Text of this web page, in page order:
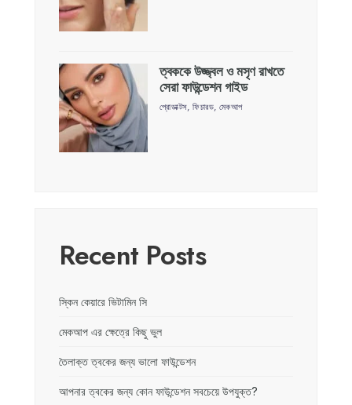
ত্বককে উজ্জ্বল ও মসৃণ রাখতে
সেরা ফাউন্ডেশন গাইড
প্রোডাক্টস,ফিচারড, মেকআপ
Recent Posts
স্কিন কেয়ারে ভিটামিন সি
মেকআপ এর ক্ষেত্রে কিছু ভুল
তৈলাক্ত ত্বকের জন্য ভালো ফাউন্ডেশন
আপনার ত্বকের জন্য কোন ফাউন্ডেশন সবচেয়ে উপযুক্ত?